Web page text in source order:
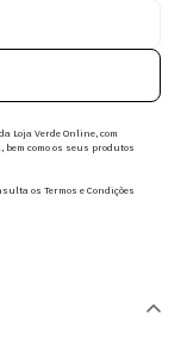
Loja Verde Online, com
como os seus produtos
os Termos e Condições